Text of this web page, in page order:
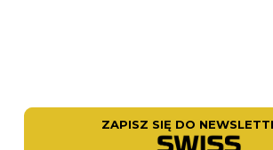
ZAPISZ SIĘ DO